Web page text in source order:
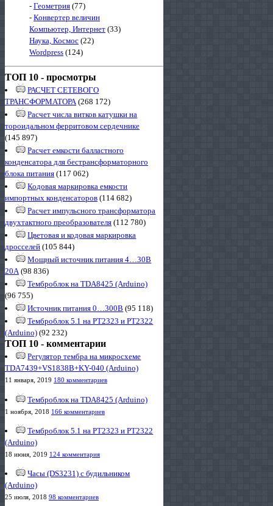
- Геометрия (77)
- Конвертер величин
Компьютер, Интернет (33)
Наука, Космос (22)
Wordpress (124)
ТОП 10 - просмотры
РАСЧЕТ СЕТЕВОГО
ТРАНСФОРМАТОРА(268 172)
Расчет числа витков катушки на
тороидальном ферритовом сердечнике
(145 897)
Расчет емкости балластного
конденсатора для бестрансформаторного
блока питания (117 062)
Кодовая маркировка емкости
импортных конденсаторов (114 682)
Расчет импульсного трансформатора
двухтактного преобразователя (112 780)
Цветовая и кодовая маркировка
дросселей (105 844)
Мощный источник питания 4…30В
20А(98 836)
Темброблок на TDA8425 (Arduino)
(96 755)
Источник питания 0…300В (95 118)
Темброблок 5.1 на PT2323 и PT2322
(Arduino) (92 232)
ТОП 10 - комментарии
Регулятор тембра на микросхеме
TDA7439+VS1838B+KY-040 (Arduino)
11 января, 2019 180 комментариев
Темброблок на TDA8425 (Arduino)
1 ноября, 2018 166 комментариев
Темброблок 5.1 на PT2323 и PT2322
(Arduino)
18 июня, 2019 124 комментария
Часы (DS3231) с будильником
(Arduino)
25 июля, 2018 98 комментариев